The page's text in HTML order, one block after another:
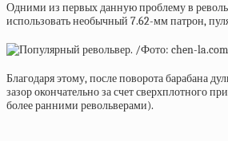
Одними из первых данную проблему в
использовать необычный 7.62-мм патрон,
Благодаря этому, после поворота барабана
зазор окончательно за счет сверхплотного
более ранними револьверами).